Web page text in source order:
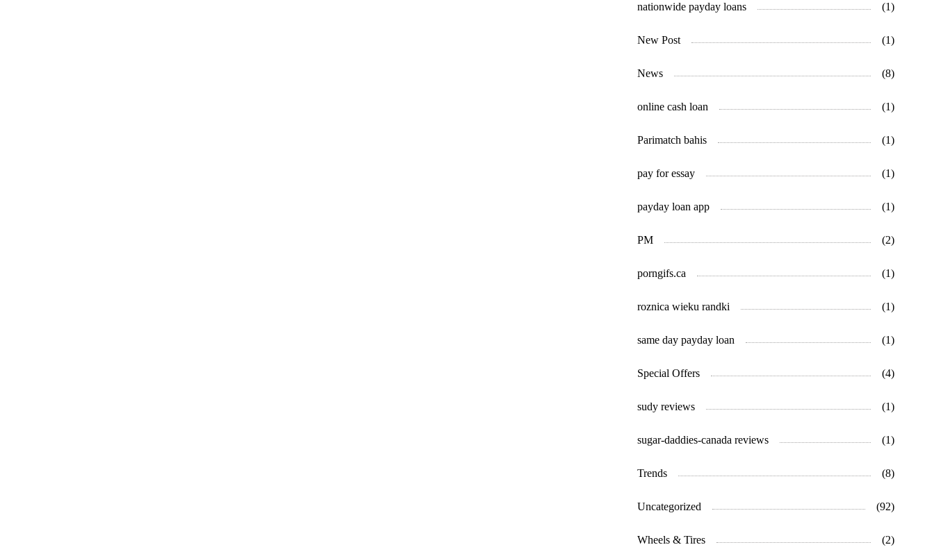
nationwide payday loans (1)
New Post (1)
News (8)
online cash loan (1)
Parimatch bahis (1)
pay for essay (1)
payday loan app (1)
PM (2)
porngifs.ca (1)
roznica wieku randki (1)
same day payday loan (1)
Special Offers (4)
sudy reviews (1)
sugar-daddies-canada reviews (1)
Trends (8)
Uncategorized (92)
Wheels & Tires (2)